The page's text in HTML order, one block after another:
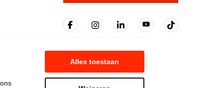
Alles toestaan